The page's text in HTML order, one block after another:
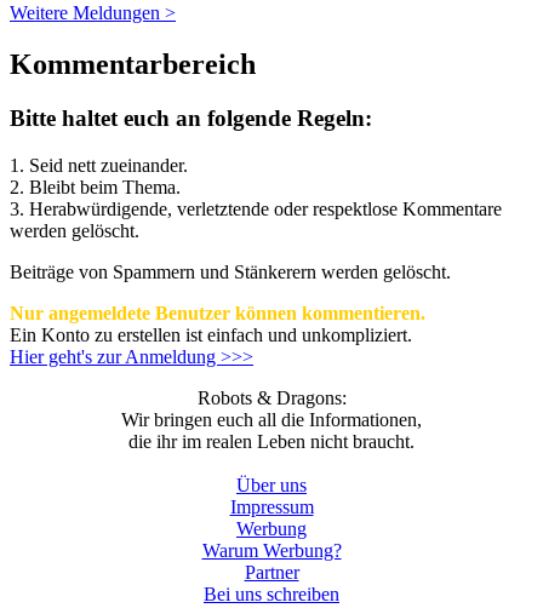
Weitere Meldungen >
Kommentarbereich
Bitte haltet euch an folgende Regeln:
1. Seid nett zueinander.
2. Bleibt beim Thema.
3. Herabwürdigende, verletztende oder respektlose Kommentare
werden gelöscht.
Beiträge von Spammern und Stänkerern werden gelöscht.
Nur angemeldete Benutzer können kommentieren.
Ein Konto zu erstellen ist einfach und unkompliziert.
Hier geht's zur Anmeldung >>>
Robots & Dragons:
Wir bringen euch all die Informationen,
die ihr im realen Leben nicht braucht.
Über uns
Impressum
Werbung
Warum Werbung?
Partner
Bei uns schreiben